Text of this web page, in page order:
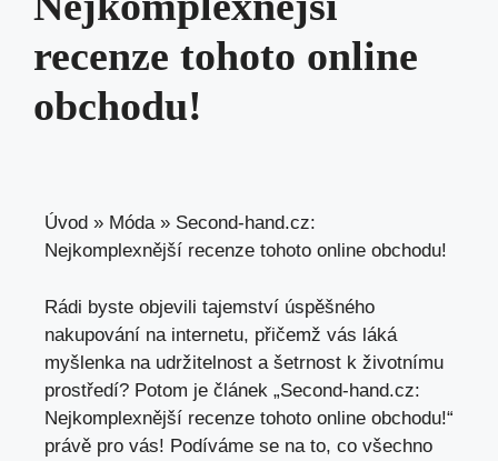
recenze tohoto online
obchodu!
Úvod » Móda» Second-hand.cz:
Nejkomplexnější recenze tohoto online obchodu!
Rádi byste objevili tajemství úspěšného
nakupování na internetu, přičemž vás láká
myšlenka na udržitelnost a šetrnost k životnímu
prostředí? Potom je článek „Second-hand.cz:
Nejkomplexnější recenze tohoto online obchodu!“
právě pro vás! Podíváme se na to, co všechno